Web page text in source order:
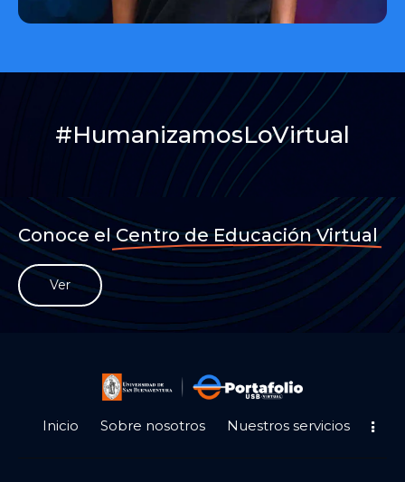
#HumanizamosLoVirtual
Conoce elCentro de Educación Virtual
Ver
Inicio Sobre nosotros Nuestros servicios